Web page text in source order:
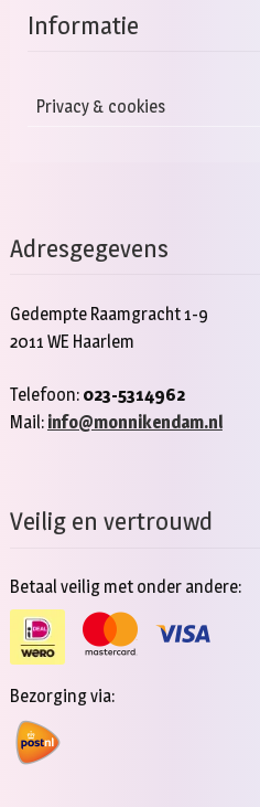
Informatie
Privacy & cookies
Adresgegevens
Gedempte Raamgracht 1-9
2011 WE Haarlem
Telefoon: 023-5314962
Mail: info@monnikendam.nl
Veilig en vertrouwd
Betaal veilig met onder andere:
Bezorging via: